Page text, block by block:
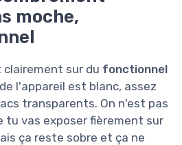
moche,
clairement sur du fonctionnel
l'appareil est blanc, assez
transparents. On n'est pas
tu vas exposer fièrement sur
ça reste sobre et ça ne